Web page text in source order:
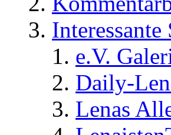
Interessante
e.V.
Daily-
Lenas